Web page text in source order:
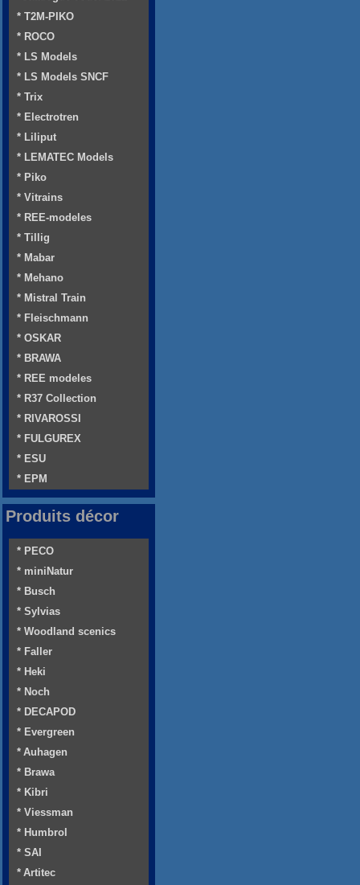
* T2M-PIKO
* ROCO
* LS Models
* LS Models SNCF
* Trix
* Electrotren
* Liliput
* LEMATEC Models
* Piko
* Vitrains
* REE-modeles
* Tillig
* Mabar
* Mehano
* Mistral Train
* Fleischmann
* OSKAR
* BRAWA
* REE modeles
* R37 Collection
* RIVAROSSI
* FULGUREX
* ESU
* EPM
Produits décor
* PECO
* miniNatur
* Busch
* Sylvias
* Woodland scenics
* Faller
* Heki
* Noch
* DECAPOD
* Evergreen
* Auhagen
* Brawa
* Kibri
* Viessman
* Humbrol
* SAI
* Artitec